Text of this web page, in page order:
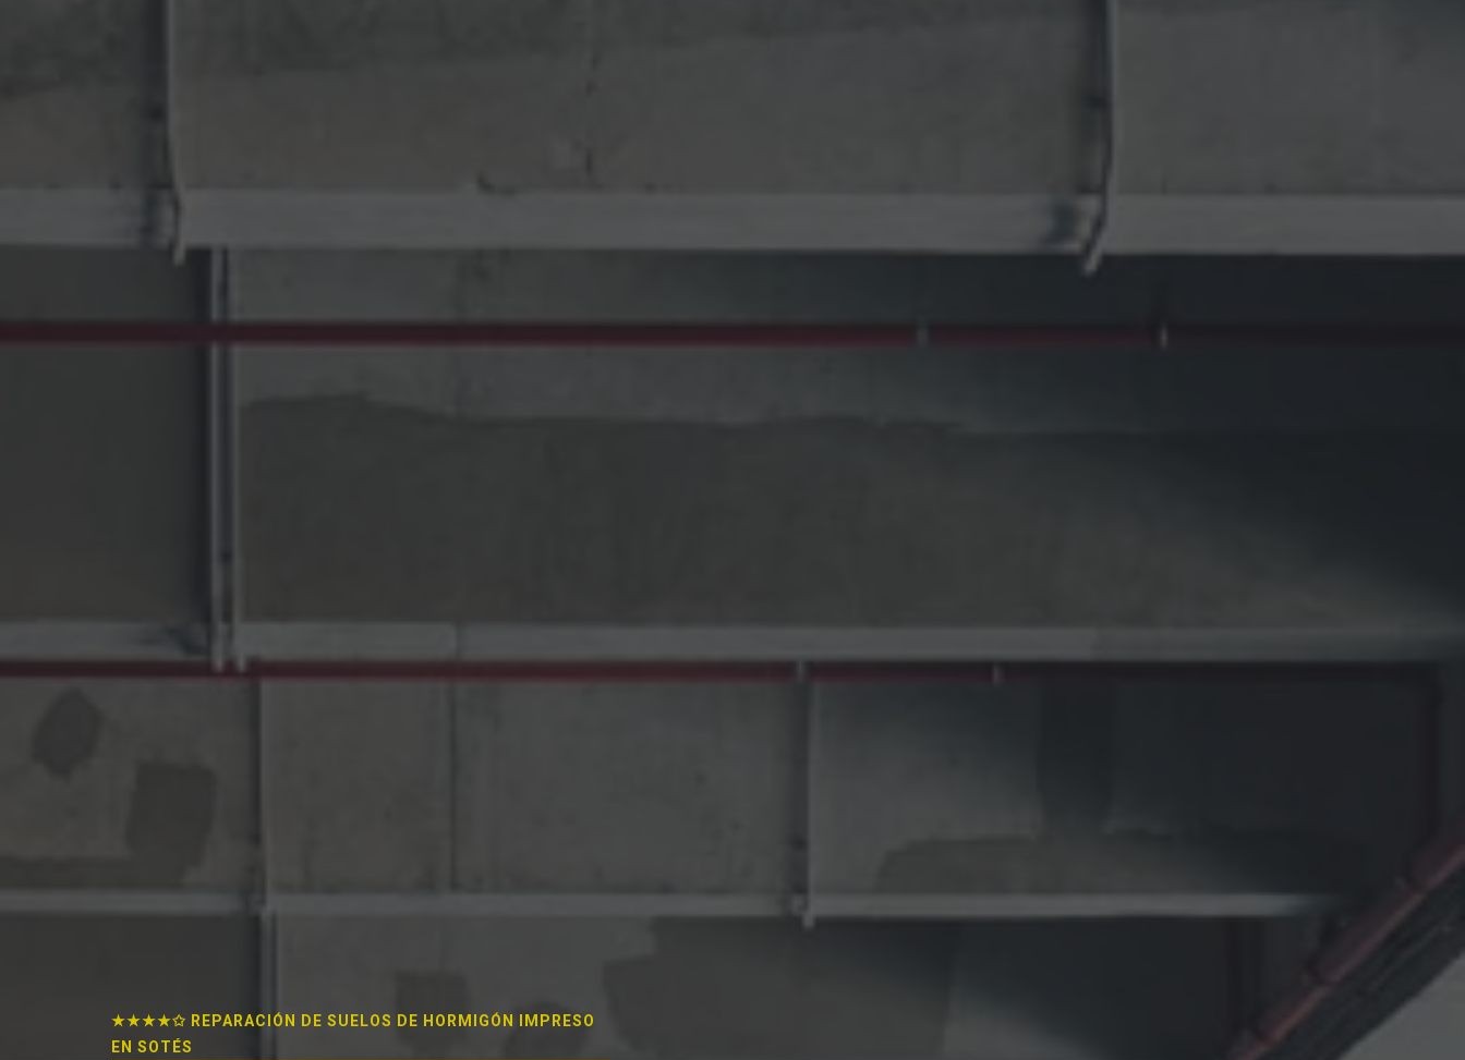
★★★★✩ REPARACIÓN DE SUELOS DE HORMIGÓN IMPRESO
EN SOTÉS